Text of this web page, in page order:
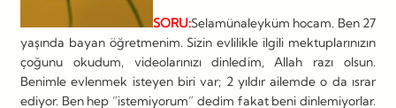
SORU:Selamünaleyküm hocam. Ben 27
yaşında bayan öğretmenim. Sizin evlilikle ilgili mektuplarınızın
çoğunu okudum, videolarınızı dinledim, Allah razı olsun.
Benimle evlenmek isteyen biri var; 2 yıldır ailemde o da ısrar
ediyor. Ben hep “istemiyorum” dedim fakat beni dinlemiyorlar.